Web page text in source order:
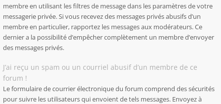
membre en utilisant les filtres de message dans les paramètres de votre
messagerie privée. Si vous recevez des messages privés abusifs d’un
membre en particulier, rapportez les messages aux modérateurs. Ce
dernier a la possibilité d’empêcher complètement un membre d’envoyer
des messages privés.
J’ai reçu un spam ou un courriel abusif d’un membre de ce
forum !
Le formulaire de courrier électronique du forum comprend des sécurités
pour suivre les utilisateurs qui envoient de tels messages. Envoyez à